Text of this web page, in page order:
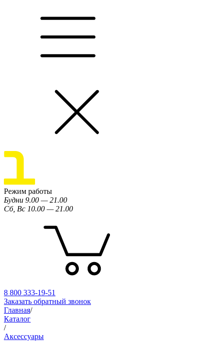
Режим работы
Будни 9.00 — 21.00
Сб, Вс 10.00 — 21.00
8 800 333-19-51
Заказать обратный звонок
Главная/
Каталог
/
Аксессуары